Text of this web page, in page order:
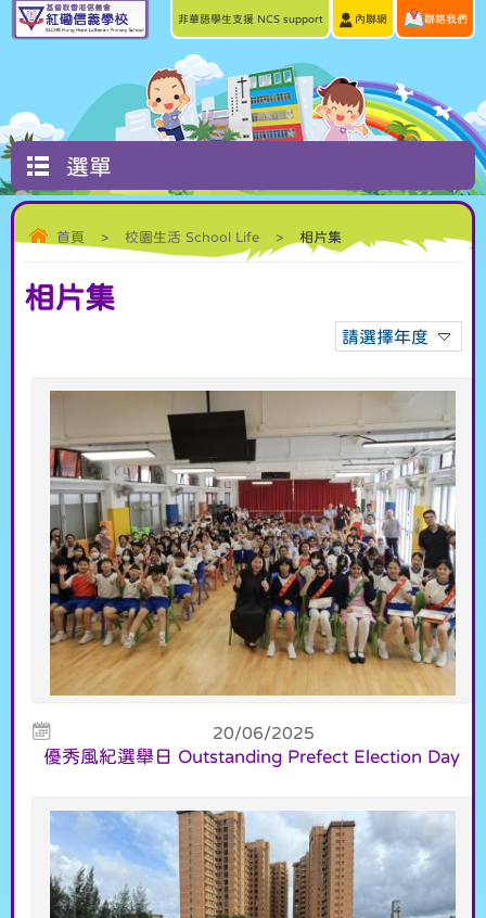
非華語學生支援 NCS support 內聯網 聯絡我們
選單
首頁 > 校園生活 School Life > 相片集
相片集
請選擇年度
20/06/2025
優秀風紀選舉日 Outstanding Prefect Election Day